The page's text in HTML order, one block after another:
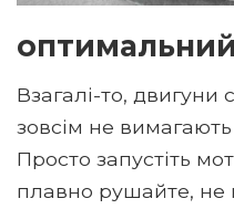
Взагалі-то, двигуни
зовсім не вимагають
Просто запустіть
плавно рушайте, не